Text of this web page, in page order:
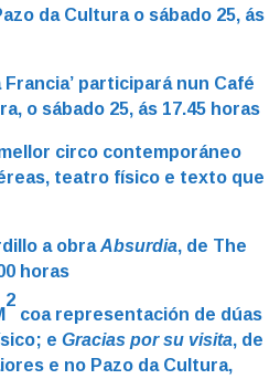
da Cultura o sábado 25, ás
participará nun Café
o sábado 25, ás 17.45 horas
circo contemporáneo
teatro físico e texto que
a obraAbsurdia, de The
horas
2
coa representación de dúas
eGracias por su visita, de
e no Pazo da Cultura,